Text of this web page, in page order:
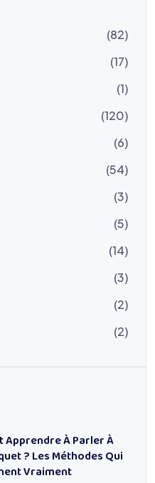
(82)
(17)
(1)
(120)
(6)
(54)
(3)
(5)
(14)
(3)
(2)
(2)
Apprendre À Parler À
? Les Méthodes Qui
Vraiment